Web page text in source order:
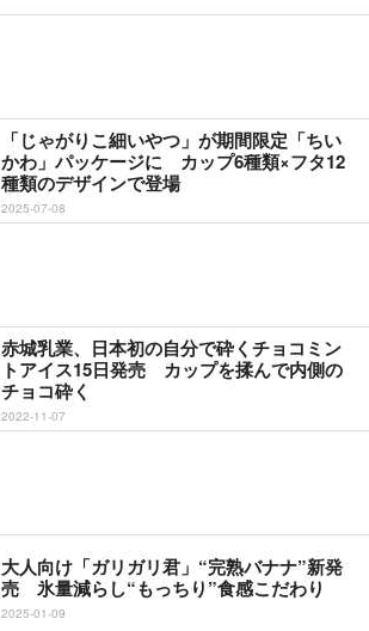
「じゃがりこ細いやつ」が期間限定「ちい
かわ」パッケージに カップ6種類×フタ12
種類のデザインで登場
2025-07-08
赤城乳業、日本初の自分で砕くチョコミン
トアイス15日発売 カップを揉んで内側の
チョコ砕く
2022-11-07
大人向け「ガリガリ君」“完熟バナナ”新発
売 氷量減らし“もっちり”食感こだわり
2025-01-09